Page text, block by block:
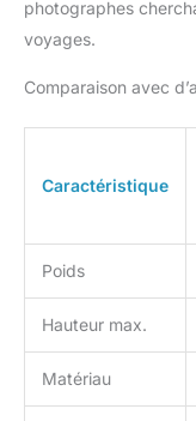
photographes
voyages.
Comparaison avec
Caractéristique
Poids
Hauteur max.
Matériau